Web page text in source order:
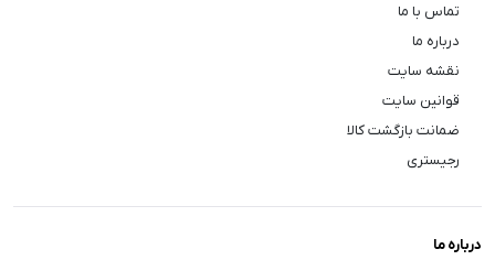
تماس با ما
درباره ما
نقشه سایت
قوانین سایت
ضمانت بازگشت کالا
رجیستری
درباره ما